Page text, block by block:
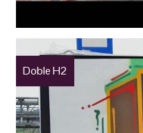
Doble H2